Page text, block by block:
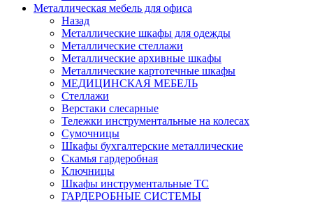
Металлическая мебель для офиса
Назад
Металлические шкафы для одежды
Металлические стеллажи
Металлические архивные шкафы
Металлические картотечные шкафы
МЕДИЦИНСКАЯ МЕБЕЛЬ
Стеллажи
Верстаки слесарные
Тележки инструментальные на колесах
Сумочницы
Шкафы бухгалтерские металлические
Скамья гардеробная
Ключницы
Шкафы инструментальные ТС
ГАРДЕРОБНЫЕ СИСТЕМЫ